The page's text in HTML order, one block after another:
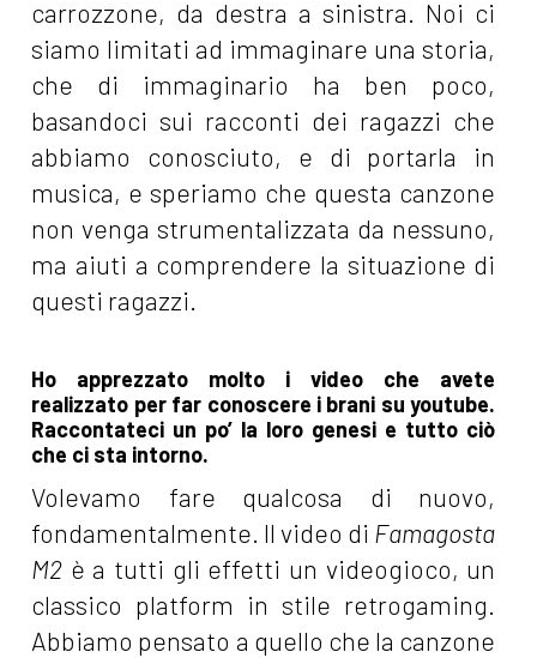
carrozzone, da destra a sinistra. Noi ci
siamo limitati ad immaginare una storia,
che di immaginario ha ben poco,
basandoci sui racconti dei ragazzi che
abbiamo conosciuto, e di portarla in
musica, e speriamo che questa canzone
non venga strumentalizzata da nessuno,
ma aiuti a comprendere la situazione di
questi ragazzi.
Ho apprezzato molto i video che avete
realizzato per far conoscere i brani su youtube.
Raccontateci un po’ la loro genesi e tutto ciò
che ci sta intorno.
Volevamo fare qualcosa di nuovo,
fondamentalmente. Il video di Famagosta
M2 è a tutti gli effetti un videogioco, un
classico platform in stile retrogaming.
Abbiamo pensato a quello che la canzone